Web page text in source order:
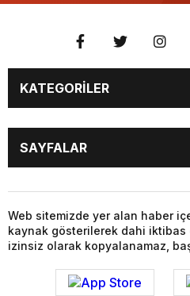
KATEGORİLER
BİYOGRAFİLER
EĞİTİM
FOTO GALERİ
GÜNDEM
MAGAZİN
SİYASET
VİZYONDAKİLER
SAYFALAR
EĞİTİM
FOTO GALERİ
GÜNDEM
MAGAZİN
Web sitemizde yer alan haber
kaynak gösterilerek dahi iktibas
izinsiz olarak kopyalanamaz,